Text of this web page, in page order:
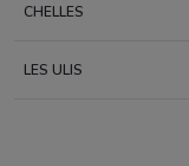
CHELLES
LES ULIS